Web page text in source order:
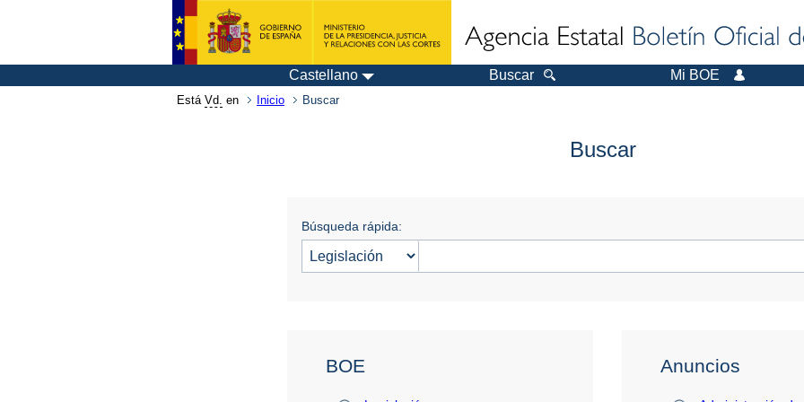
Castellano Buscar Mi BOE
Está Vd. en Inicio Buscar
Buscar
Búsqueda rápida:
BOE Anuncios